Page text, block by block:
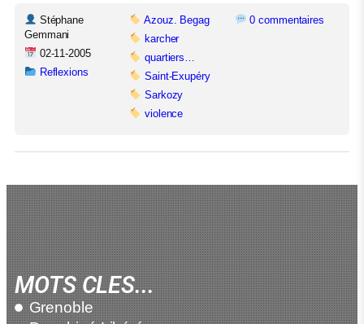
Stéphane
Gemmani
02-11-2005
Reflexions
Azouz. Begag
karcher
quartiers…
Saint-Exupéry
Sarkozy
violence
0 commentaires
MOTS CLES...
Grenoble